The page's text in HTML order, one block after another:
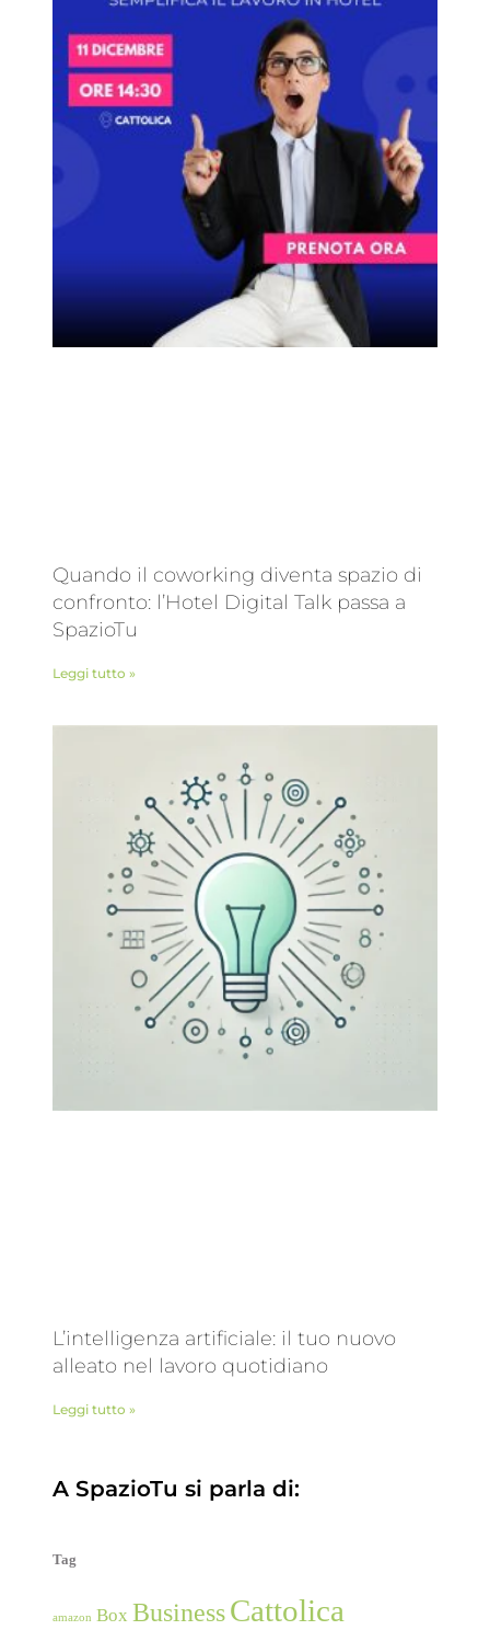
Quando il coworking diventa spazio di
confronto: l’Hotel Digital Talk passa a
SpazioTu
Leggi tutto »
L’intelligenza artificiale: il tuo nuovo
alleato nel lavoro quotidiano
Leggi tutto »
A SpazioTu si parla di:
Tag
amazon Box BusinessCattolica